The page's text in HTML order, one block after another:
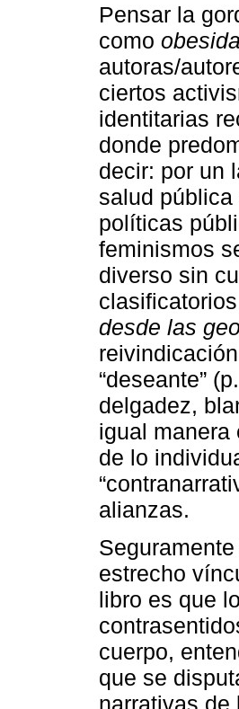
Pensar la
como
autoras/
ciertos
identitarias
donde
decir: por un
salud
políticas
feminismos
diverso sin
desde las
“deseante”
delgadez,
igual manera
de lo
alianzas.
estrecho
libro es que
cuerpo,
que se
narrativas